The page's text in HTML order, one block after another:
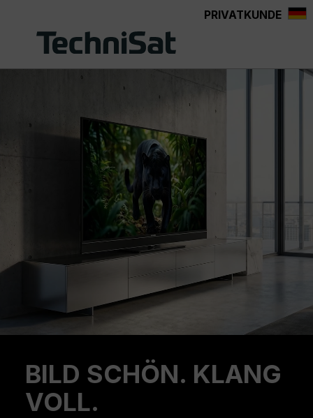
PRIVATKUNDE
BILD SCHÖN. KLANG
VOLL.
Previous